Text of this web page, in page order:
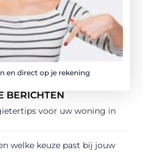
en direct op je rekening
BERICHTEN
voor uw woning in
welke keuze past bij jouw